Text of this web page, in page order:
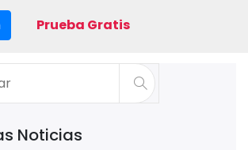
Prueba Gratis
Noticias